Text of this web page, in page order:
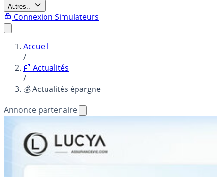
Autres...
Connexion Simulateurs
Accueil
/
📰 Actualités
/
💰 Actualités épargne
Annonce partenaire